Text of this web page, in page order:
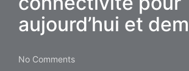
aujourd’hui et
No Comments